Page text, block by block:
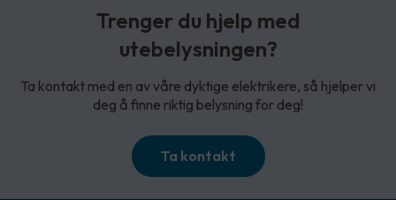
Trenger du hjelp med
utebelysningen?
Ta kontakt med en av våre dyktige elektrikere, så hjelper vi
deg å finne riktig belysning for deg!
Ta kontakt